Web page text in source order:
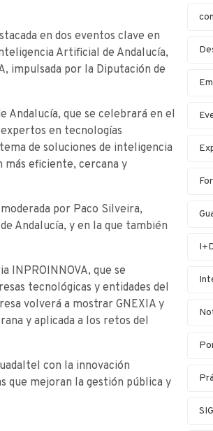
en dos eventos clave en
Artificial de Andalucía,
impulsada por la Diputación de
Andalucía, que se celebrará en el
en tecnologías
de soluciones de inteligencia
eficiente, cercana y
por Paco Silveira,
Andalucía, y en la que también
INPROINNOVA, que se
tecnológicas y entidades del
volverá a mostrar G·NEXIA y
y aplicada a los retos del
con la innovación
que mejoran la gestión pública y
SIG